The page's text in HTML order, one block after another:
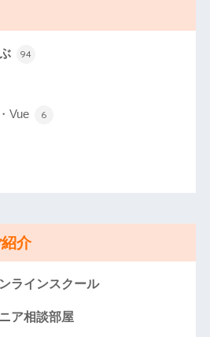
94
Vue 6
介
ラインスクール
ア相談部屋